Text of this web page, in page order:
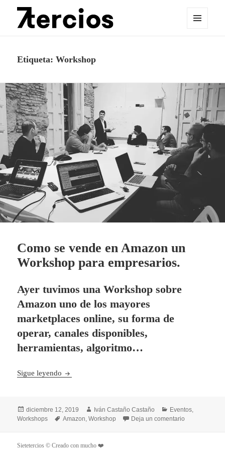
Etiqueta:Workshop
Como se vende en Amazon un
Workshop para empresarios.
Ayer tuvimos una Workshop sobre
Amazon uno de los mayores
marketplaces online, su forma de
operar, canales disponibles,
herramientas, algoritmo…
Sigue leyendo Como se vende en Amazon un Workshop para
Publicado
el
diciembre 12, 2019 Autor
Iván Castaño Castaño Categorías
Eventos,
Workshops
Etiquetas
Amazon,Workshop Deja un comentario
Sietetercios © Creado con mucho ❤️